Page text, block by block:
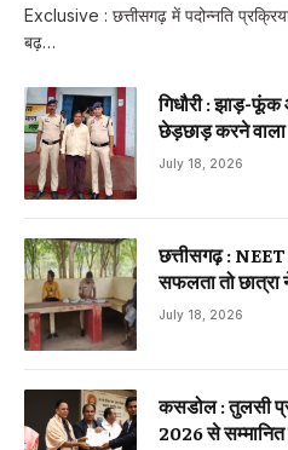
Exclusive : छत्तीसगढ़ में पदोन्नति
बढ़…
गिधौरी : झाड़-फूंक
छेड़छाड़ करने वाला
July 18, 2026
छत्तीसगढ़ : NEET
सफलता तो
July 18, 2026
कसडोल : तुलसी
2026 से